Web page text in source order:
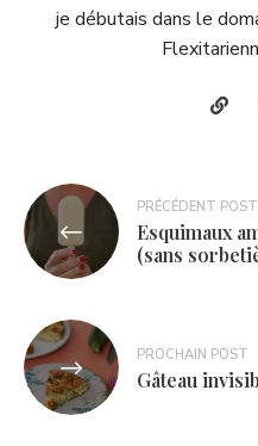
je débutais dans le
Navigation
de
l’article
PRÉCÉDENT POST
Esquimaux
(sans
PROCHAIN POST
Gâteau